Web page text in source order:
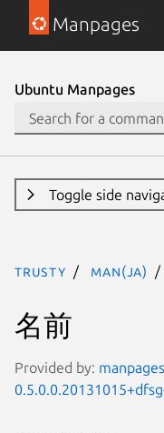
Manpages
Ubuntu Manpages
Toggle side
trusty man(ja)
名前
Provided by: